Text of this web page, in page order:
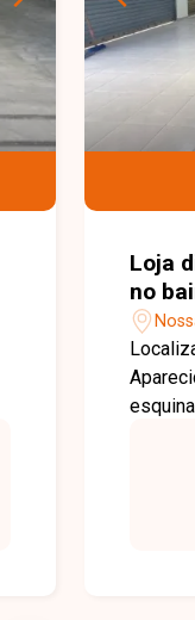
Loja
no
para